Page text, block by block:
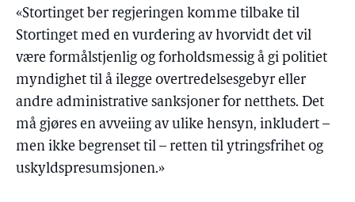
«Stortinget ber regjeringen komme tilbake til
Stortinget med en vurdering av hvorvidt det vil
være formålstjenlig og forholdsmessig å gi politiet
myndighet til å ilegge overtredelsesgebyr eller
andre administrative sanksjoner for netthets. Det
må gjøres en avveiing av ulike hensyn, inkludert –
men ikke begrenset til – retten til ytringsfrihet og
uskyldspresumsjonen.»